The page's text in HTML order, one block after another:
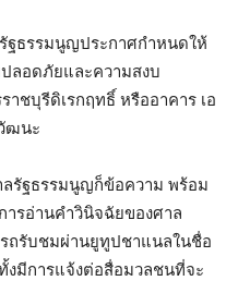
ธรรมนูญประกาศกำหนดให้
ลอดภัยและความสงบ
ชบุรีดิเรกฤทธิ์ หรืออาคาร เอ
ฒนะ
รัฐธรรมนูญก็ข้อความ พร้อม
รอ่านคำวินิจฉัยของศาล
ถรับชมผ่านยูทูปชาแนลในชื่อ
งมีการแจ้งต่อสื่อมวลชนที่จะ